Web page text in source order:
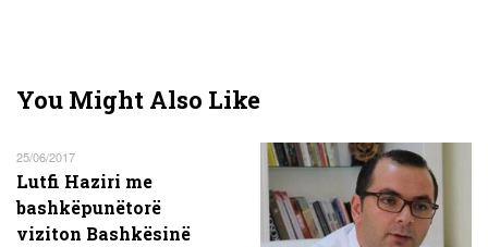
You Might Also Like
25/06/2017
Lutfi Haziri me
bashkëpunëtorë
viziton Bashkësinë